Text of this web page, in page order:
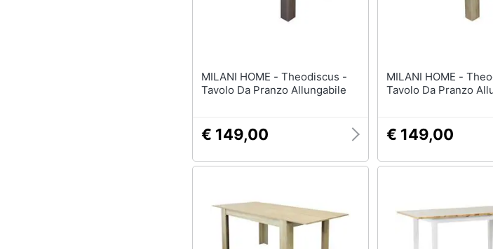
MILANI HOME - Theodiscus -
Tavolo Da Pranzo Allungabile
€ 149,00
MILANI HOME - Theodiscus -
Tavolo Da Pranzo
€ 149,00